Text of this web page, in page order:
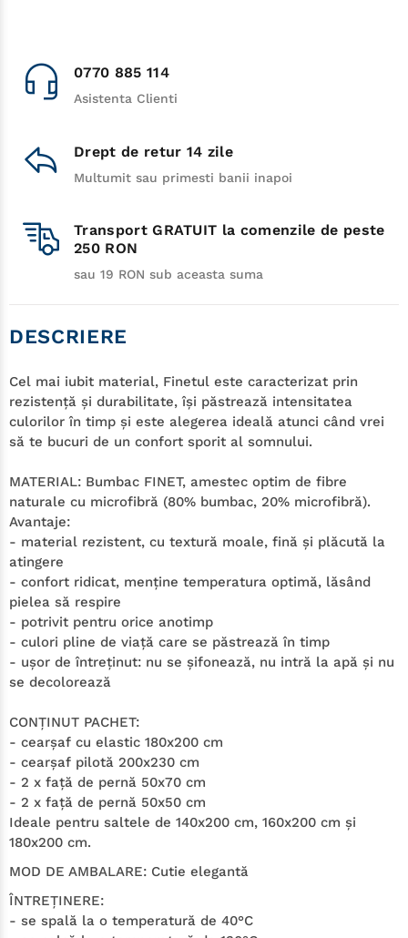
0770 885 114
Asistenta Clienti
Drept de retur 14 zile
Multumit sau primesti banii inapoi
Transport GRATUIT la comenzile de peste
250 RON
sau 19 RON sub aceasta suma
DESCRIERE
Cel mai iubit material, Finetul este caracterizat prin
rezistenţă şi durabilitate, îşi păstrează intensitatea
culorilor în timp şi este alegerea ideală atunci când vrei
să te bucuri de un confort sporit al somnului.
MATERIAL: Bumbac FINET, amestec optim de fibre
naturale cu microfibră (80% bumbac, 20% microfibră).
Avantaje:
- material rezistent, cu textură moale, fină şi plăcută la
atingere
- confort ridicat, menţine temperatura optimă, lăsând
pielea să respire
- potrivit pentru orice anotimp
- culori pline de viaţă care se păstrează în timp
- uşor de întreţinut: nu se şifonează, nu intră la apă şi nu
se decolorează
CONŢINUT PACHET:
- cearşaf cu elastic 180x200 cm
- cearşaf pilotă 200x230 cm
- 2 x faţă de pernă 50x70 cm
- 2 x faţă de pernă 50x50 cm
Ideale pentru saltele de 140x200 cm, 160x200 cm şi
180x200 cm.
MOD DE AMBALARE: Cutie elegantă
ÎNTREŢINERE:
- se spală la o temperatură de 40°C